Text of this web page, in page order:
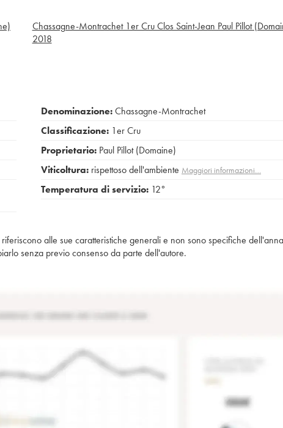
Chassagne-Montrachet 1er Cru Clos Saint-Jean Paul Pillot
2018
Denominazione:Chassagne-Montrachet
Classificazione: 1er Cru
Proprietario: Paul Pillot (Domaine)
Viticoltura: rispettoso dell'ambiente Maggiori informazioni…
Temperatura di servizio: 12°
alle sue caratteristiche generali e non sono specifiche
senza previo consenso da parte dell'autore.